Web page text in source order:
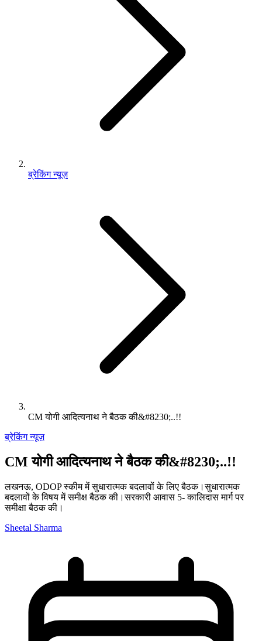
ब्रेकिंग न्यूज़
CM योगी आदित्यनाथ ने बैठक की&#8230;..!!
ब्रेकिंग न्यूज़
CM योगी आदित्यनाथ ने बैठक की&#8230;..!!
लखनऊ, ODOP स्कीम में सुधारात्मक बदलावों के लिए बैठक।सुधारात्मक
बदलावों के विषय में समीक्ष बैठक की।सरकारी आवास 5- कालिदास मार्ग पर
समीक्षा बैठक की।
Sheetal Sharma